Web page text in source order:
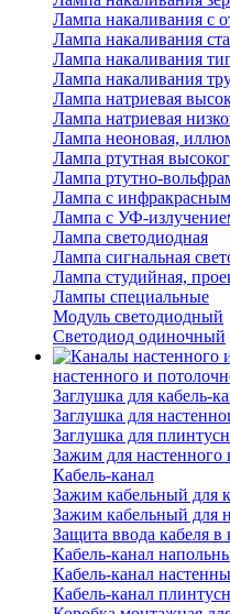
Лампа накаливания с
Лампа накаливания
Лампа накаливания
Лампа накаливания
Лампа натриевая
Лампа натриевая
Лампа неоновая,
Лампа ртутная
Лампа ртутно-
Лампа с
Лампа с УФ-
Лампа светодиодная
Лампа сигнальная
Лампа студийная,
Лампы специальные
Модуль светодиодный
Светодиод одиночный
настенного и
Заглушка для кабель-
Заглушка для
Заглушка для
Зажим для настенного
Кабель-канал
Зажим кабельный для
Зажим кабельный для
Защита ввода кабеля в
Кабель-канал
Кабель-канал
Кабель-канал